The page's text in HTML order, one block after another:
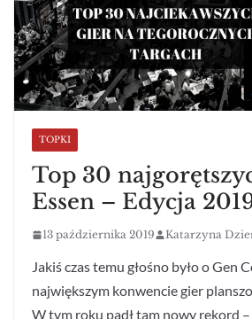
TOPKI
Top 30
Essen – Edycja
13 października 2019 Katarzyna
Jakiś czas temu głośno było o Gen
największym konwencie gier
W tym roku padł tam nowy rekord